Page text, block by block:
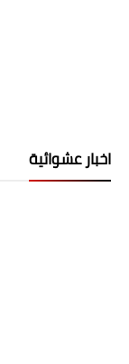
اخبار عشوائية